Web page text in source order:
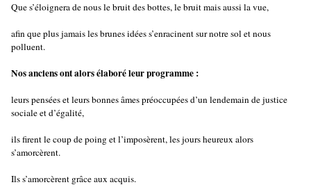
Que s’éloignera de nous le bruit des bottes, le bruit mais aussi la vue,
afin que plus jamais les brunes idées s’enracinent sur notre sol et nous
polluent.
Nos anciens ont alors élaboré leur programme :
leurs pensées et leurs bonnes âmes préoccupées d’un lendemain de justice
sociale et d’égalité,
ils firent le coup de poing et l’imposèrent, les jours heureux alors
s’amorcèrent.
Ils s’amorcèrent grâce aux acquis.